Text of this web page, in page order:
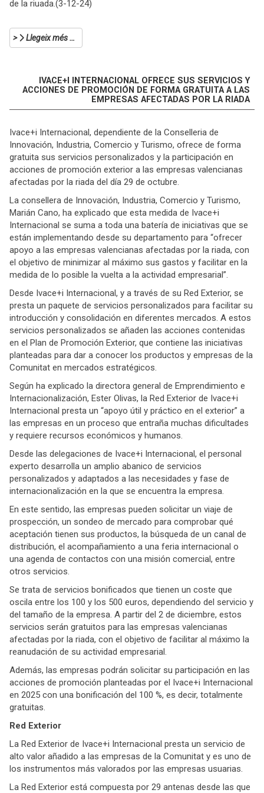
de la riuada.(3-12-24)
Llegeix més …
IVACE+I INTERNACIONAL OFRECE SUS SERVICIOS Y
ACCIONES DE PROMOCIÓN DE FORMA GRATUITA A LAS
EMPRESAS AFECTADAS POR LA RIADA
Ivace+i Internacional, dependiente de la Conselleria de
Innovación, Industria, Comercio y Turismo, ofrece de forma
gratuita sus servicios personalizados y la participación en
acciones de promoción exterior a las empresas valencianas
afectadas por la riada del día 29 de octubre.
La consellera de Innovación, Industria, Comercio y Turismo,
Marián Cano, ha explicado que esta medida de Ivace+i
Internacional se suma a toda una batería de iniciativas que se
están implementando desde su departamento para “ofrecer
apoyo a las empresas valencianas afectadas por la riada, con
el objetivo de minimizar al máximo sus gastos y facilitar en la
medida de lo posible la vuelta a la actividad empresarial”.
Desde Ivace+i Internacional, y a través de su Red Exterior, se
presta un paquete de servicios personalizados para facilitar su
introducción y consolidación en diferentes mercados. A estos
servicios personalizados se añaden las acciones contenidas
en el Plan de Promoción Exterior, que contiene las iniciativas
planteadas para dar a conocer los productos y empresas de la
Comunitat en mercados estratégicos.
Según ha explicado la directora general de Emprendimiento e
Internacionalización, Ester Olivas, la Red Exterior de Ivace+i
Internacional presta un “apoyo útil y práctico en el exterior” a
las empresas en un proceso que entraña muchas dificultades
y requiere recursos económicos y humanos.
Desde las delegaciones de Ivace+i Internacional, el personal
experto desarrolla un amplio abanico de servicios
personalizados y adaptados a las necesidades y fase de
internacionalización en la que se encuentra la empresa.
En este sentido, las empresas pueden solicitar un viaje de
prospección, un sondeo de mercado para comprobar qué
aceptación tienen sus productos, la búsqueda de un canal de
distribución, el acompañamiento a una feria internacional o
una agenda de contactos con una misión comercial, entre
otros servicios.
Se trata de servicios bonificados que tienen un coste que
oscila entre los 100 y los 500 euros, dependiendo del servicio y
del tamaño de la empresa. A partir del 2 de diciembre, estos
servicios serán gratuitos para las empresas valencianas
afectadas por la riada, con el objetivo de facilitar al máximo la
reanudación de su actividad empresarial.
Además, las empresas podrán solicitar su participación en las
acciones de promoción planteadas por el Ivace+i Internacional
en 2025 con una bonificación del 100 %, es decir, totalmente
gratuitas.
Red Exterior
La Red Exterior de Ivace+i Internacional presta un servicio de
alto valor añadido a las empresas de la Comunitat y es uno de
los instrumentos más valorados por las empresas usuarias.
La Red Exterior está compuesta por 29 antenas desde las que